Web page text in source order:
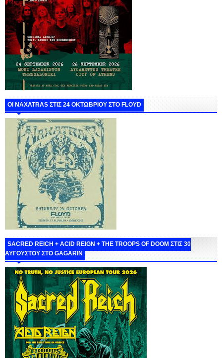
ΟΙ NAXATRAS ΣΤΙΣ 24 ΟΚΤΩΒΡΙΟΥ ΣΤΟ FLOYD
SACRED REICH + ACID REIGN + THE TROOPS OF DOOM ΣΤΙΣ 30
ΑΥΓΟΥΣΤΟΥ ΣΤΟ GAGARIN